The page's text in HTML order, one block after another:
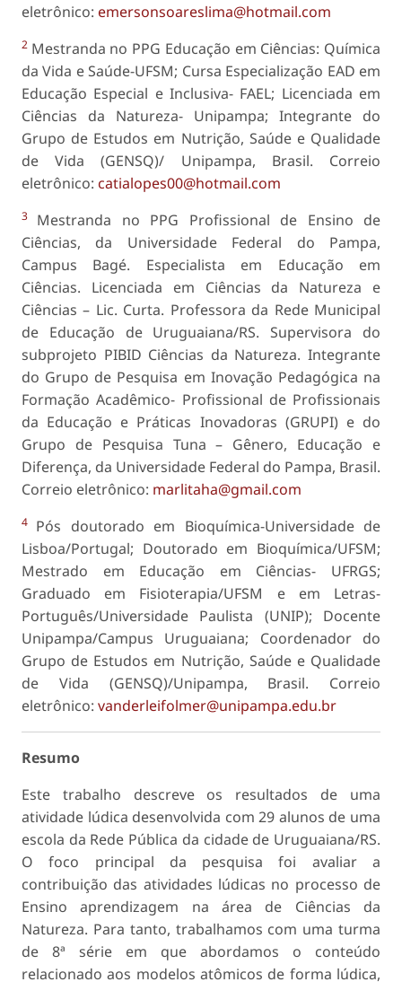
eletrônico: emersonsoareslima@hotmail.com
2 Mestranda no PPG Educação em Ciências: Química
da Vida e Saúde-UFSM; Cursa Especialização EAD em
Educação Especial e Inclusiva- FAEL; Licenciada em
Ciências da Natureza- Unipampa; Integrante do
Grupo de Estudos em Nutrição, Saúde e Qualidade
de Vida (GENSQ)/ Unipampa, Brasil. Correio
eletrônico: catialopes00@hotmail.com
3
Mestranda no PPG Profissional de Ensino de
Ciências, da Universidade Federal do Pampa,
Campus Bagé. Especialista em Educação em
Ciências. Licenciada em Ciências da Natureza e
Ciências – Lic. Curta. Professora da Rede Municipal
de Educação de Uruguaiana/RS. Supervisora do
subprojeto PIBID Ciências da Natureza. Integrante
do Grupo de Pesquisa em Inovação Pedagógica na
Formação Acadêmico- Profissional de Profissionais
da Educação e Práticas Inovadoras (GRUPI) e do
Grupo de Pesquisa Tuna – Gênero, Educação e
Diferença, da Universidade Federal do Pampa, Brasil.
Correio eletrônico: marlitaha@gmail.com
4 Pós doutorado em Bioquímica-Universidade de
Lisboa/Portugal; Doutorado em Bioquímica/UFSM;
Mestrado em Educação em Ciências- UFRGS;
Graduado em Fisioterapia/UFSM e em Letras-
Português/Universidade Paulista (UNIP); Docente
Unipampa/Campus Uruguaiana; Coordenador do
Grupo de Estudos em Nutrição, Saúde e Qualidade
de Vida (GENSQ)/Unipampa, Brasil. Correio
eletrônico: vanderleifolmer@unipampa.edu.br
Resumo
Este trabalho descreve os resultados de uma
atividade lúdica desenvolvida com 29 alunos de uma
escola da Rede Pública da cidade de Uruguaiana/RS.
O foco principal da pesquisa foi avaliar a
contribuição das atividades lúdicas no processo de
Ensino aprendizagem na área de Ciências da
Natureza. Para tanto, trabalhamos com uma turma
de 8ª série em que abordamos o conteúdo
relacionado aos modelos atômicos de forma lúdica,